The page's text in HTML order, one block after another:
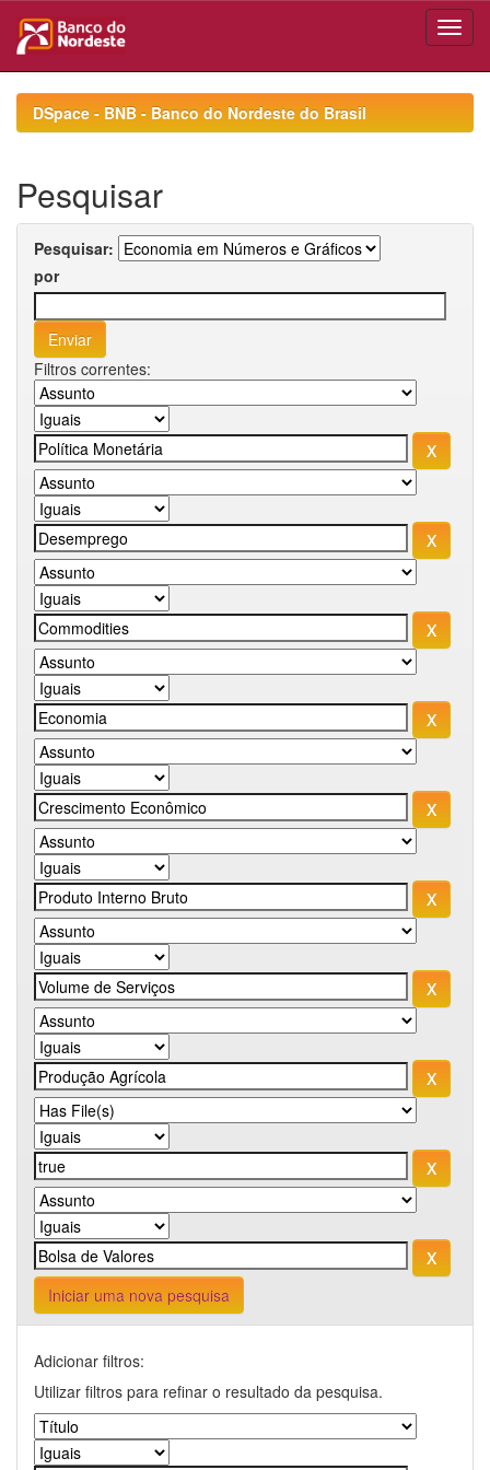
navigationDSpace - BNB - Banco do Nordeste do Brasil
Pesquisar
Pesquisar:
por
Filtros correntes:
Iniciar uma nova pesquisa
Adicionar filtros:
Utilizar filtros para refinar o resultado da pesquisa.